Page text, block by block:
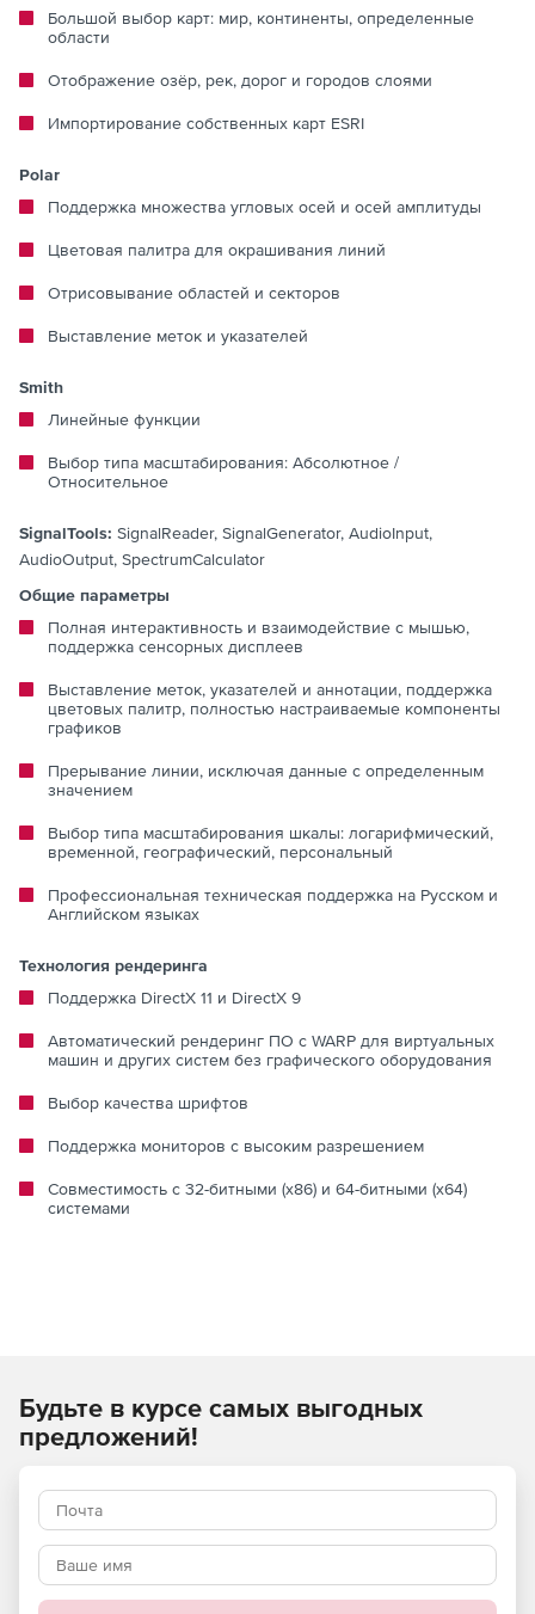
Большой выбор карт: мир, континенты, определенные
области
Отображение озёр, рек, дорог и городов слоями
Импортирование собственных карт ESRI
Polar
Поддержка множества угловых осей и осей амплитуды
Цветовая палитра для окрашивания линий
Отрисовывание областей и секторов
Выставление меток и указателей
Smith
Линейные функции
Выбор типа масштабирования: Абсолютное /
Относительное
SignalTools: SignalReader, SignalGenerator, AudioInput,
AudioOutput, SpectrumCalculator
Общие параметры
Полная интерактивность и взаимодействие с мышью,
поддержка сенсорных дисплеев
Выставление меток, указателей и аннотации, поддержка
цветовых палитр, полностью настраиваемые компоненты
графиков
Прерывание линии, исключая данные с определенным
значением
Выбор типа масштабирования шкалы: логарифмический,
временной, географический, персональный
Профессиональная техническая поддержка на Русском и
Английском языках
Технология рендеринга
Поддержка DirectX 11 и DirectX 9
Автоматический рендеринг ПО с WARP для виртуальных
машин и других систем без графического оборудования
Выбор качества шрифтов
Поддержка мониторов с высоким разрешением
Совместимость с 32-битными (x86) и 64-битными (x64)
системами
Будьте в курсе самых выгодных
предложений!